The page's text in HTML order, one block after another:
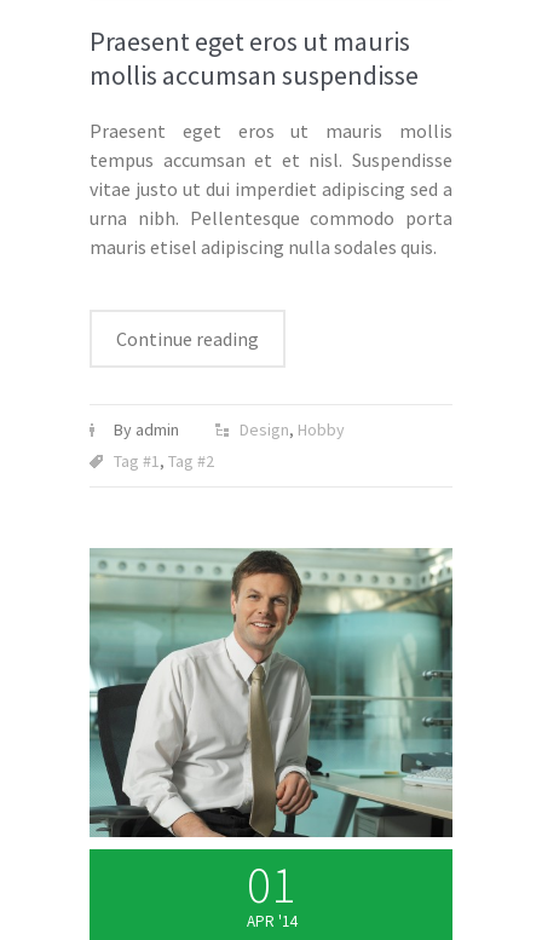
Praesent eget eros ut mauris
mollis accumsan suspendisse
Praesent eget eros ut mauris mollis
tempus accumsan et et nisl. Suspendisse
vitae justo ut dui imperdiet adipiscing sed a
urna nibh. Pellentesque commodo porta
mauris etisel adipiscing nulla sodales quis.
Continue reading
By admin Design, Hobby
Tag #1, Tag #2
01
APR '14